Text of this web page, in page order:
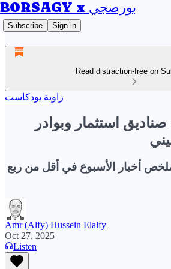
BORSAGY x بورصجي
Subscribe Sign in
Read distraction-free on
زاوية بودكاست
استثمار وبوادر
5، حلقة 42: ملخص أخبار الأسبوع في أقل من ربع
Amr (Alfy) Hussein Elalfy
Oct 27, 2025
Listen